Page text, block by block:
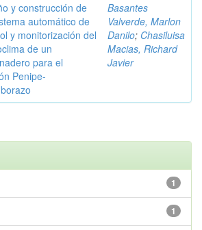
y construcción de
automático de
y monitorización del
de un
para el
Penipe-
Basantes
Valverde, Marlon
Danilo; Chasiluisa
Macias, Richard
Javier
1
1